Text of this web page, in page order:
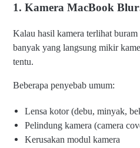
1. Kamera MacBook
Kalau hasil kamera terlihat
banyak yang langsung mikir
tentu.
Beberapa penyebab umum:
Lensa kotor (debu, minyak,
Pelindung kamera (camera
Kerusakan modul kamera